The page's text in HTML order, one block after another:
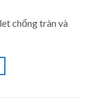
chống tràn và